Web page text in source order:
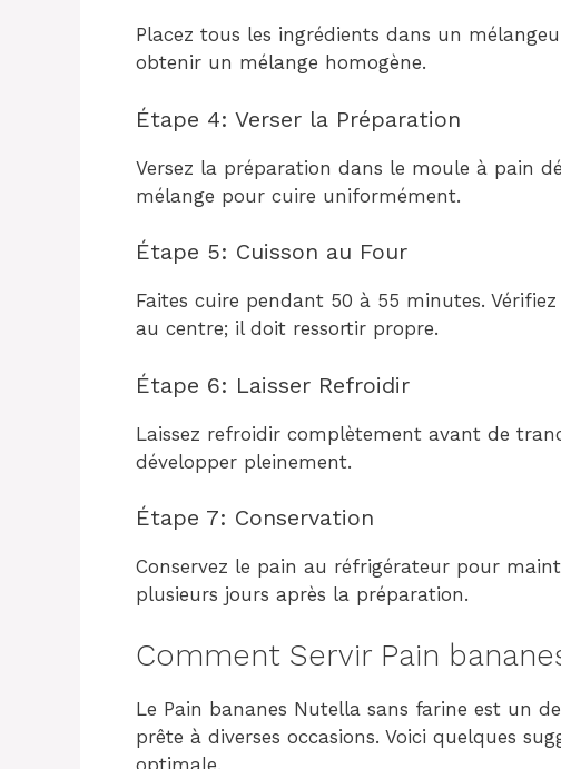
Placez tous les ingrédients dans un
obtenir un mélange homogène.
Étape 4: Verser la Préparation
Versez la préparation dans le moule à pain
mélange pour cuire uniformément.
Étape 5: Cuisson au Four
Faites cuire pendant 50 à 55 minutes.
au centre; il doit ressortir propre.
Étape 6: Laisser Refroidir
Laissez refroidir complètement avant de
développer pleinement.
Étape 7: Conservation
Conservez le pain au réfrigérateur pour
plusieurs jours après la préparation.
Comment Servir Pain
Le Pain bananes Nutella sans farine est un
prête à diverses occasions. Voici quelques
optimale.